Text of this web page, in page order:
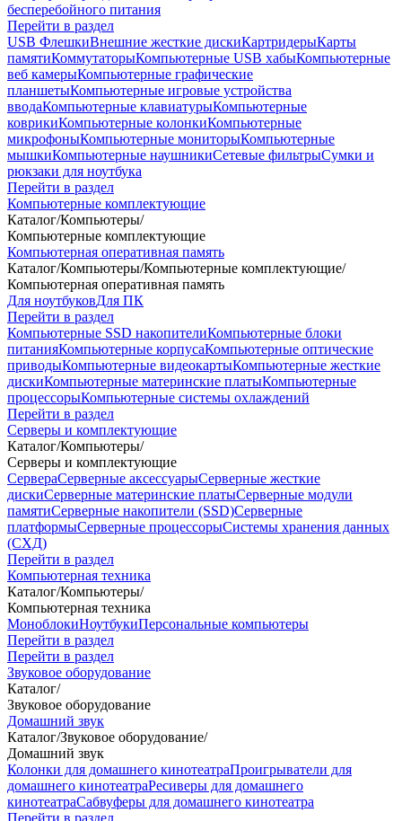
бесперебойного питания
Перейти в раздел
USB ФлешкиВнешние жесткие дискиКартридерыКарты
памятиКоммутаторыКомпьютерные USB хабыКомпьютерные
веб камерыКомпьютерные графические
планшетыКомпьютерные игровые устройства
вводаКомпьютерные клавиатурыКомпьютерные
коврикиКомпьютерные колонкиКомпьютерные
микрофоныКомпьютерные мониторыКомпьютерные
мышкиКомпьютерные наушникиСетевые фильтрыСумки и
рюкзаки для ноутбука
Перейти в раздел
Компьютерные комплектующие
Каталог/Компьютеры/
Компьютерные комплектующие
Компьютерная оперативная память
Каталог/Компьютеры/Компьютерные комплектующие/
Компьютерная оперативная память
Для ноутбуковДля ПК
Перейти в раздел
Компьютерные SSD накопителиКомпьютерные блоки
питанияКомпьютерные корпусаКомпьютерные оптические
приводыКомпьютерные видеокартыКомпьютерные жесткие
дискиКомпьютерные материнские платыКомпьютерные
процессорыКомпьютерные системы охлаждений
Перейти в раздел
Серверы и комплектующие
Каталог/Компьютеры/
Серверы и комплектующие
СервераСерверные аксессуарыСерверные жесткие
дискиСерверные материнские платыСерверные модули
памятиСерверные накопители (SSD)Серверные
платформыСерверные процессорыСистемы хранения данных
(СХД)
Перейти в раздел
Компьютерная техника
Каталог/Компьютеры/
Компьютерная техника
МоноблокиНоутбукиПерсональные компьютеры
Перейти в раздел
Перейти в раздел
Звуковое оборудование
Каталог/
Звуковое оборудование
Домашний звук
Каталог/Звуковое оборудование/
Домашний звук
Колонки для домашнего кинотеатраПроигрыватели для
домашнего кинотеатраРесиверы для домашнего
кинотеатраСабвуферы для домашнего кинотеатра
Перейти в раздел